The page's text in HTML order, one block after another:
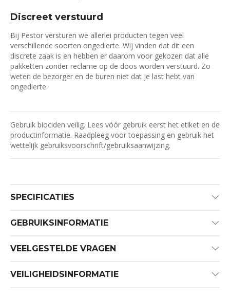
Discreet verstuurd
Bij Pestor versturen we allerlei producten tegen veel
verschillende soorten ongedierte. Wij vinden dat dit een
discrete zaak is en hebben er daarom voor gekozen dat alle
pakketten zonder reclame op de doos worden verstuurd. Zo
weten de bezorger en de buren niet dat je last hebt van
ongedierte.
Gebruik biociden veilig. Lees vóór gebruik eerst het etiket en de
productinformatie. Raadpleeg voor toepassing en gebruik het
wettelijk gebruiksvoorschrift/gebruiksaanwijzing.
SPECIFICATIES
GEBRUIKSINFORMATIE
VEELGESTELDE VRAGEN
VEILIGHEIDSINFORMATIE